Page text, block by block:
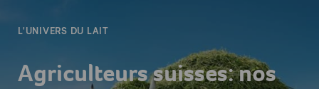
L'UNIVERS DU LAIT
Agriculteurs suisses: nos